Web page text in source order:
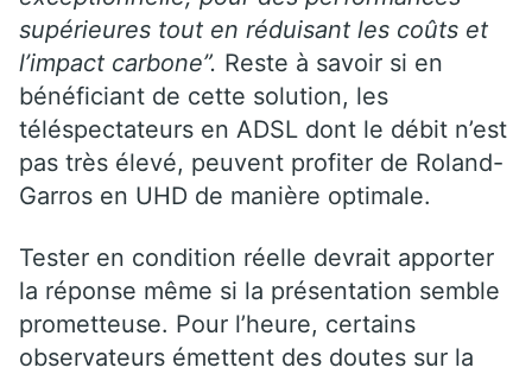
supérieures tout en réduisant les coûts et
l’impact carbone”. Reste à savoir si en
bénéficiant de cette solution, les
téléspectateurs en ADSL dont le débit n’est
pas très élevé, peuvent profiter de Roland-
Garros en UHD de manière optimale.
Tester en condition réelle devrait apporter
la réponse même si la présentation semble
prometteuse. Pour l’heure, certains
observateurs émettent des doutes sur la